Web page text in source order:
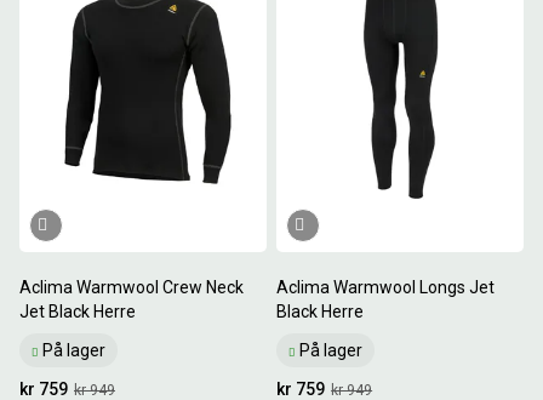
Aclima Warmwool Crew Neck
Jet Black Herre
På lager
kr 949
kr 759
Aclima Warmwool Longs Jet
Black Herre
På lager
kr 949
kr 759